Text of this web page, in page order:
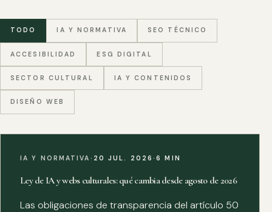
TODO IA Y NORMATIVA SEO TÉCNICO
ACCESIBILIDAD ESG DIGITAL
SECTOR CULTURAL IA Y CONTENIDOS
DISEÑO WEB
IA Y NORMATIVA · 20 JUL. 2026·6 MIN
Ley de IA y webs culturales: qué cambia desde agosto de 2026
Las obligaciones de transparencia del artículo 50